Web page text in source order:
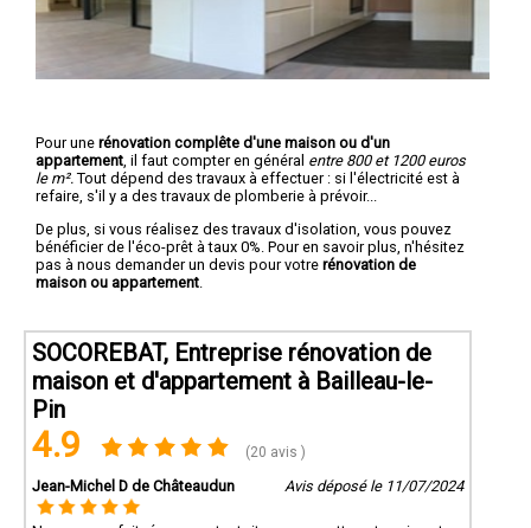
Pour une rénovation complête d'une maison ou d'un
appartement , il faut compter en général entre 800 et 1200 euros
le m². Tout dépend des travaux à effectuer : si l'électricité est à
refaire, s'il y a des travaux de plomberie à prévoir...
De plus, si vous réalisez des travaux d'isolation, vous pouvez
bénéficier de l'éco-prêt à taux 0%. Pour en savoir plus, n'hésitez
pas à nous demander un devis pour votre rénovation de
maison ou appartement
SOCOREBAT, Entreprise rénovation de
maison et d'appartement à Bailleau-le-
Pin
4.9 (20 avis )
Jean-Michel D de Châteaudun Avis déposé le 11/07/2024